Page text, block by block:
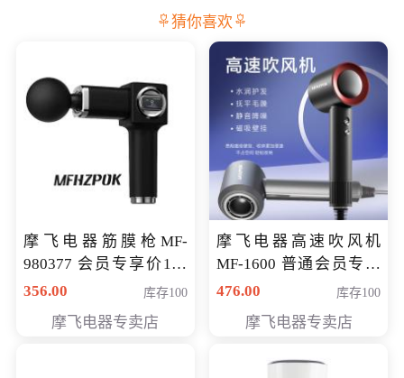
猜你喜欢
摩飞电器筋膜枪MF-
980377 会员专享价199
元
356.00 库存100
摩飞电器专卖店
摩飞电器高速吹风机
MF-1600 普通会员专享
价298元
476.00 库存100
摩飞电器专卖店